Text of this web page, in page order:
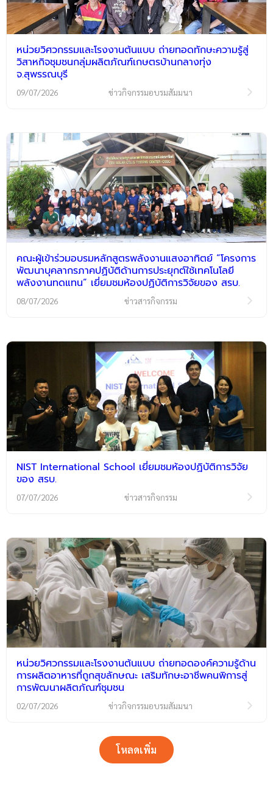
หน่วยวิศวกรรมและโรงงานต้นแบบ ถ่ายทอดทักษะความรู้สู่
วิสาหกิจชุมชนกลุ่มผลิตภัณฑ์เกษตรบ้านกลางทุ่ง
จ.สุพรรณบุรี
09/07/2026 ข่าวกิจกรรมอบรมสัมมนา
คณะผู้เข้าร่วมอบรมหลักสูตรพลังงานแสงอาทิตย์ “โครงการ
พัฒนาบุคลากรภาคปฏิบัติด้านการประยุกต์ใช้เทคโนโลยี
พลังงานทดแทน” เยี่ยมชมห้องปฏิบัติการวิจัยของ สรบ.
08/07/2026 ข่าวสารกิจกรรม
NIST International School เยี่ยมชมห้องปฏิบัติการวิจัย
ของ สรบ.
07/07/2026 ข่าวสารกิจกรรม
หน่วยวิศวกรรมและโรงงานต้นแบบ ถ่ายทอดองค์ความรู้ด้าน
การผลิตอาหารที่ถูกสุขลักษณะ เสริมทักษะอาชีพคนพิการสู่
การพัฒนาผลิตภัณฑ์ชุมชน
02/07/2026 ข่าวกิจกรรมอบรมสัมมนา
โหลดเพิ่ม